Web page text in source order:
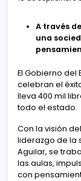
A través
una
El Gobierno del
celebran el
lleva 400 mil
todo el estado.
Con la visión
liderazgo de la
Aguilar, se
las aulas,
con